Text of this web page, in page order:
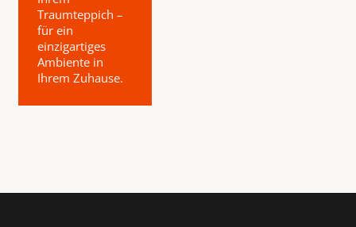
Traumteppich –
für ein
einzigartiges
Ambiente in
Ihrem Zuhause.